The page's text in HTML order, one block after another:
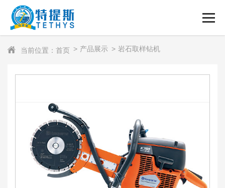
当前位置：首页 产品展示 岩石取样钻机